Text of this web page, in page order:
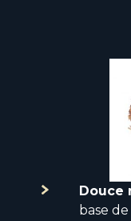
Douce
base